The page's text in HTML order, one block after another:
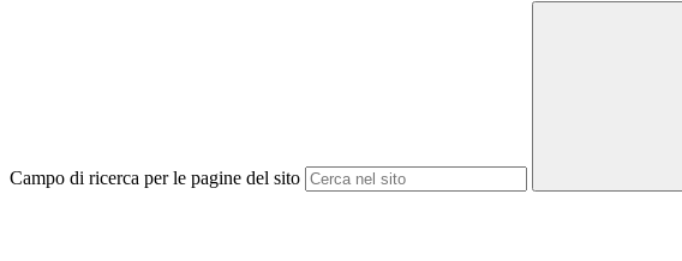
Campo di ricerca per le pagine del sito